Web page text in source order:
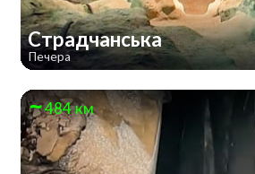
Страдчанська
Печера
484 км